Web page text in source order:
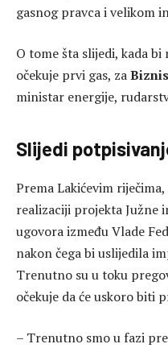
gasnog pravca i velikom
O tome šta slijedi, kada
očekuje prvi gas, za
ministar energije,
Slijedi
Prema Lakićevim
realizaciji projekta Južne
ugovora između Vlade
nakon čega bi uslijedila
Trenutno su u toku
očekuje da će uskoro biti
– Trenutno smo u fazi